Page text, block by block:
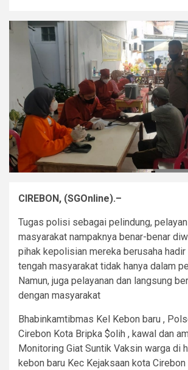
CIREBON, (SGOnline).–
Tugas polisi sebagai pelindung,
masyarakat nampaknya benar-benar
pihak kepolisian mereka berusaha
tengah masyarakat tidak hanya dalam
Namun, juga pelayanan dan langsung
dengan masyarakat
Bhabinkamtibmas Kel Kebon baru ,
Cirebon Kota Bripka $olih , kawal dan
Monitoring Giat Suntik Vaksin warga di
kebon baru Kec Kejaksaan kota Cirebon